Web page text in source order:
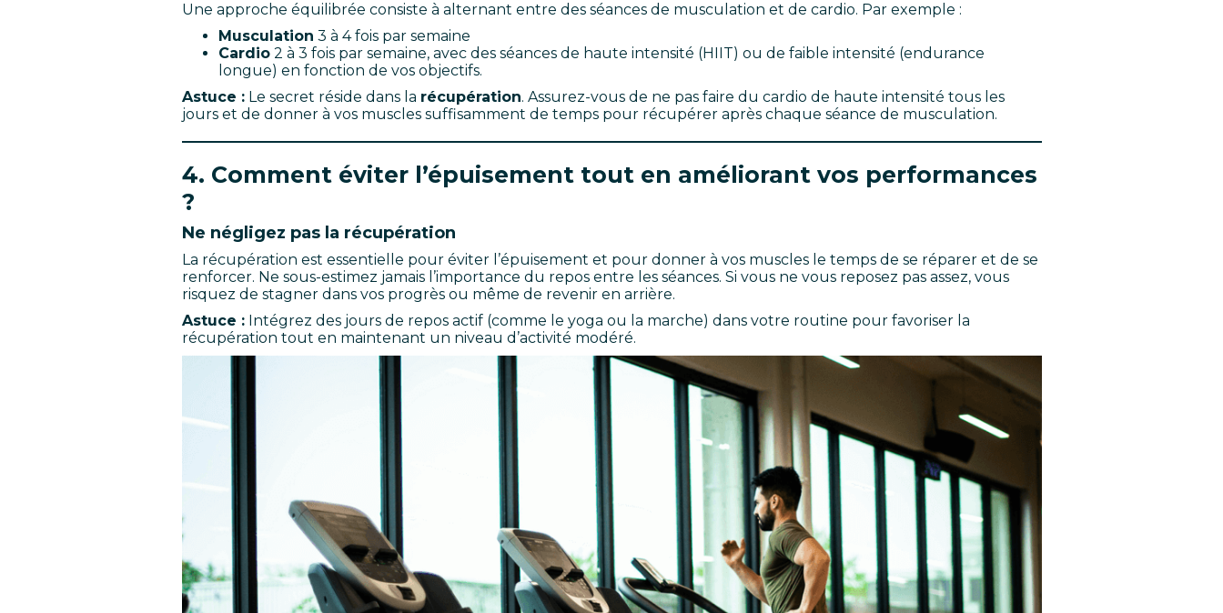
Une approche équilibrée consiste à alternant entre des séances de musculation et de cardio. Par exemple :
Musculation 3 à 4 fois par semaine
Cardio2 à 3 fois par semaine, avec des séances de haute intensité (HIIT) ou de faible intensité (endurance
longue) en fonction de vos objectifs.
Astuce :Le secret réside dans la récupération. Assurez-vous de ne pas faire du cardio de haute intensité tous les
jours et de donner à vos muscles suffisamment de temps pour récupérer après chaque séance de musculation.
4. Comment éviter l’épuisement tout en améliorant vos performances
?
Ne négligez pas la récupération
La récupération est essentielle pour éviter l’épuisement et pour donner à vos muscles le temps de se réparer et de se
renforcer. Ne sous-estimez jamais l’importance du repos entre les séances. Si vous ne vous reposez pas assez, vous
risquez de stagner dans vos progrès ou même de revenir en arrière.
Astuce :Intégrez des jours de repos actif (comme le yoga ou la marche) dans votre routine pour favoriser la
récupération tout en maintenant un niveau d’activité modéré.